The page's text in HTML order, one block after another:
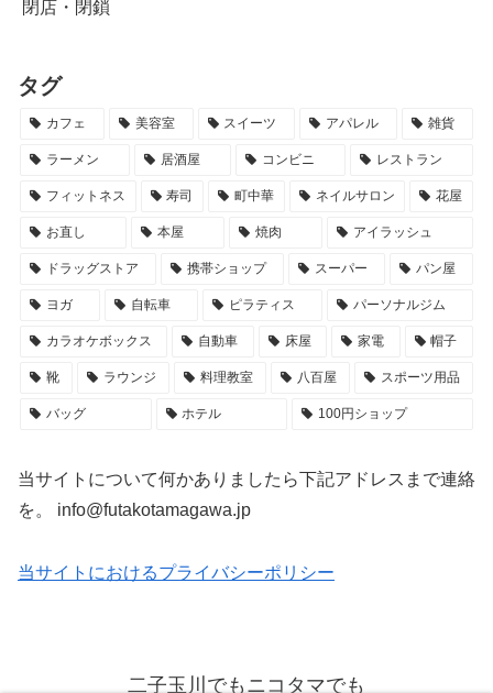
閉店・閉鎖
タグ
カフェ 美容室 スイーツ アパレル 雑貨
ラーメン 居酒屋 コンビニ レストラン
フィットネス 寿司 町中華 ネイルサロン 花屋
お直し 本屋 焼肉 アイラッシュ
ドラッグストア 携帯ショップ スーパー パン屋
ヨガ 自転車 ピラティス パーソナルジム
カラオケボックス 自動車 床屋 家電 帽子
靴 ラウンジ 料理教室 八百屋 スポーツ用品
バッグ ホテル 100円ショップ
当サイトについて何かありましたら下記アドレスまで連絡
を。 info@futakotamagawa.jp
当サイトにおけるプライバシーポリシー
二子玉川でもニコタマでも